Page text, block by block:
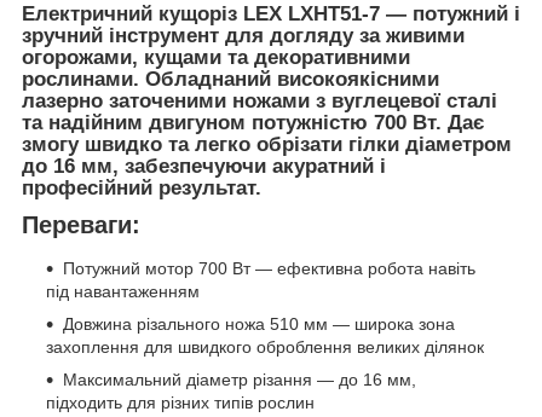
Електричний кущоріз LEX LXHT51-7 — потужний і
зручний інструмент для догляду за живими
огорожами, кущами та декоративними
рослинами. Обладнаний високоякісними
лазерно заточеними ножами з вуглецевої сталі
та надійним двигуном потужністю 700 Вт. Дає
змогу швидко та легко обрізати гілки діаметром
до 16 мм, забезпечуючи акуратний і
професійний результат.
Переваги:
Потужний мотор 700 Вт — ефективна робота навіть
під навантаженням
Довжина різального ножа 510 мм — широка зона
захоплення для швидкого оброблення великих ділянок
Максимальний діаметр різання — до 16 мм,
підходить для різних типів рослин